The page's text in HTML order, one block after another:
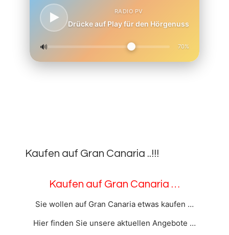
RADIO PV
Drücke auf Play für den Hörgenuss
🔊 70%
Kaufen auf Gran Canaria ..!!!
Kaufen auf Gran Canaria …
Sie wollen auf Gran Canaria etwas kaufen …
Hier finden Sie unsere aktuellen Angebote …